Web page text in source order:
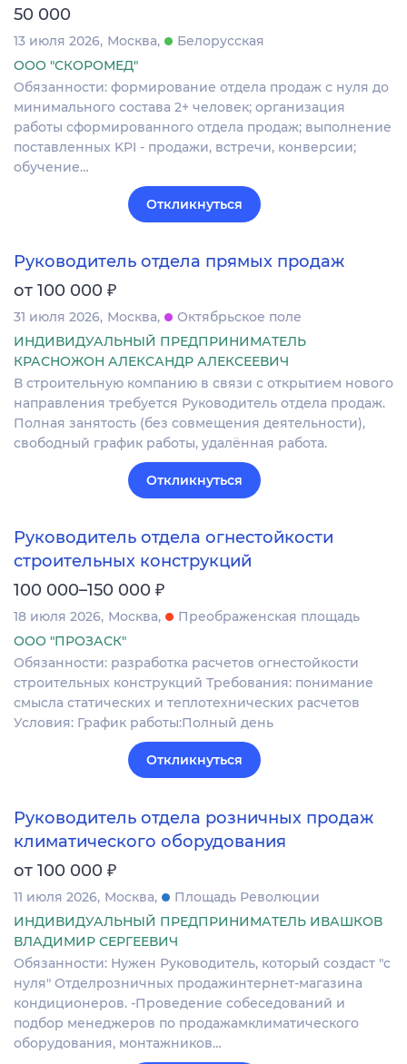
50 000
13 июля 2026 Москва
Белорусская
ООО "СКОРОМЕД"
Обязанности: формирование отдела продаж с нуля до
минимального состава 2+ человек; организация
работы сформированного отдела продаж; выполнение
поставленных KPI - продажи, встречи, конверсии;
обучение…
Откликнуться
Руководитель отдела прямых продаж
от 100 000 ₽
31 июля 2026 Москва
Октябрьское поле
ИНДИВИДУАЛЬНЫЙ ПРЕДПРИНИМАТЕЛЬ
КРАСНОЖОН АЛЕКСАНДР АЛЕКСЕЕВИЧ
В строительную компанию в связи с открытием нового
направления требуется Руководитель отдела продаж.
Полная занятость (без совмещения деятельности),
свободный график работы, удалённая работа.
Откликнуться
Руководитель отдела огнестойкости
строительных конструкций
100 000–150 000 ₽
18 июля 2026 Москва
Преображенская площадь
ООО "ПРОЗАСК"
Обязанности: разработка расчетов огнестойкости
строительных конструкций Требования: понимание
смысла статических и теплотехнических расчетов
Условия: График работы:Полный день
Откликнуться
Руководитель отдела розничных продаж
климатического оборудования
от 100 000 ₽
11 июля 2026 Москва
Площадь Революции
ИНДИВИДУАЛЬНЫЙ ПРЕДПРИНИМАТЕЛЬ ИВАШКОВ
ВЛАДИМИР СЕРГЕЕВИЧ
Обязанности: Нужен Руководитель, который создаст "с
нуля" Отделрозничных продажинтернет-магазина
кондиционеров. -Проведение собеседований и
подбор менеджеров по продажамклиматического
оборудования, монтажников…